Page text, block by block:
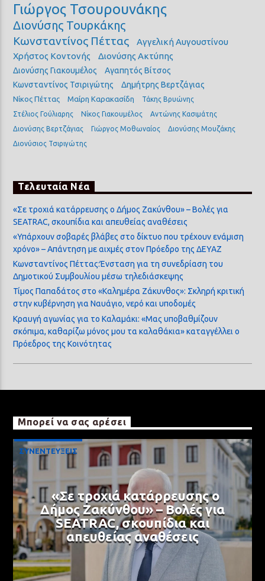
Γιώργος Τσουρουνάκης
Διονύσης Τουρκάκης
Κωνσταντίνος Πέττας
Αγγελική Αυγουστίνου
Χρήστος Κοντονής
Διονύσης Ακτύπης
Διονύσης Γιακουμέλος
Αγαπητός Βίτσος
Κωνσταντίνος Τσιριγώτης
Δημήτρης Βερτζάγιας
Νίκος Πέττας Μαίρη Καρακασίδη
Τάκης Βρυώνης
Στέλιος Γούλιαρης
Νίκος Γιακουμέλος
Αντώνης Κασιμάτης
Διονύσης Βερτζάγιας
Γιώργος Μοθωναίος
Διονύσης Μουζάκης
Διονύσιος Τσιριγώτης
Τελευταία Νέα
«Σε τροχιά κατάρρευσης ο Δήμος Ζακύνθου» – Βολές για
SEATRAC, σκουπίδια και απευθείας αναθέσεις
«Υπάρχουν σοβαρές βλάβες στο δίκτυο που τρέχουν ενάμιση
χρόνο» – Απάντηση με αιχμές στον Πρόεδρο της ΔΕΥΑΖ
Κωνσταντίνος Πέττας:Ένσταση για τη συνεδρίαση του
Δημοτικού Συμβουλίου μέσω τηλεδιάσκεψης
Τίμος Παπαδάτος στο «Καλημέρα Ζάκυνθος»: Σκληρή κριτική
στην κυβέρνηση για Ναυάγιο, νερό και υποδομές
Κραυγή αγωνίας για το Καλαμάκι: «Μας υποβαθμίζουν
σκόπιμα, καθαρίζω μόνος μου τα καλαθάκια» καταγγέλλει ο
Πρόεδρος της Κοινότητας
Μπορεί να σας αρέσει
ΣΥΝΕΝΤΕΥΞΕΙΣ
«Σε τροχιά κατάρρευσης ο
Δήμος Ζακύνθου» – Βολές για
SEATRAC, σκουπίδια και
απευθείας αναθέσεις